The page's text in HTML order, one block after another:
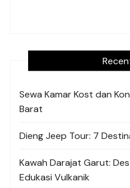
Sewa Kamar Kost dan
Barat
Dieng Jeep Tour: 7
Kawah Darajat Garut:
Edukasi Vulkanik